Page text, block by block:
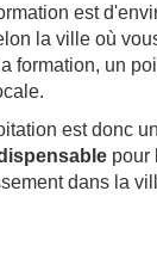
est
la ville où
formation, un
est donc
pour
dans la